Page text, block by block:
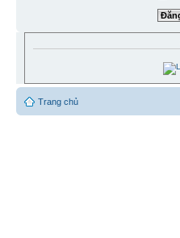
Trang chủ